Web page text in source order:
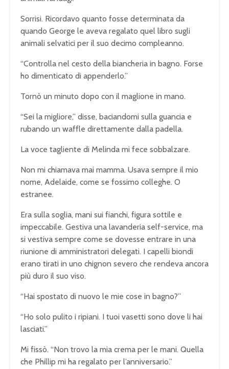
Sorrisi. Ricordavo quanto fosse determinata da
quando George le aveva regalato quel libro sugli
animali selvatici per il suo decimo compleanno.
“Controlla nel cesto della biancheria in bagno. Forse
ho dimenticato di appenderlo.”
Tornò un minuto dopo con il maglione in mano.
“Sei la migliore,” disse, baciandomi sulla guancia e
rubando un waffle direttamente dalla padella.
La voce tagliente di Melinda mi fece sobbalzare.
Non mi chiamava mai mamma. Usava sempre il mio
nome, Adelaide, come se fossimo colleghe. O
estranee.
Era sulla soglia, mani sui fianchi, figura sottile e
impeccabile. Gestiva una lavanderia self-service, ma
si vestiva sempre come se dovesse entrare in una
riunione di amministratori delegati. I capelli biondi
erano tirati in uno chignon severo che rendeva ancora
più duro il suo viso.
“Hai spostato di nuovo le mie cose in bagno?”
“Ho solo pulito i ripiani. I tuoi vasetti sono dove li hai
lasciati.”
Mi fissò. “Non trovo la mia crema per le mani. Quella
che Phillip mi ha regalato per l’anniversario.”